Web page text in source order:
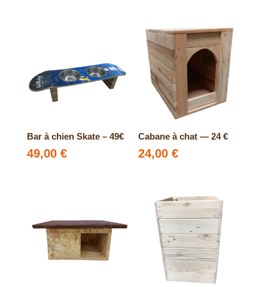
Bar à chien Skate – 49€
49,00 €
Cabane à chat — 24 €
24,00€